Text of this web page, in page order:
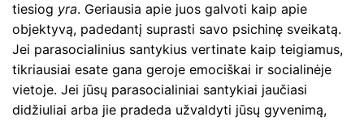
tiesiog yra. Geriausia apie juos galvoti kaip apie
objektyvą, padedantį suprasti savo psichinę sveikatą.
Jei parasocialinius santykius vertinate kaip teigiamus,
tikriausiai esate gana geroje emociškai ir socialinėje
vietoje. Jei jūsų parasocialiniai santykiai jaučiasi
didžiuliai arba jie pradeda užvaldyti jūsų gyvenimą,